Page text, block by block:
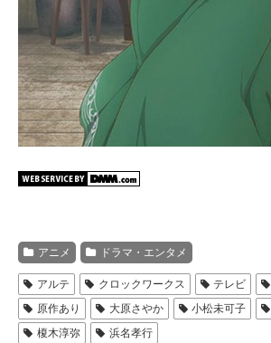
アニメ ドラマ・エンタメ
アルテ クロックワークス テレビ
原作あり
大原さやか 小松未可子
榎木淳弥
浜名孝行